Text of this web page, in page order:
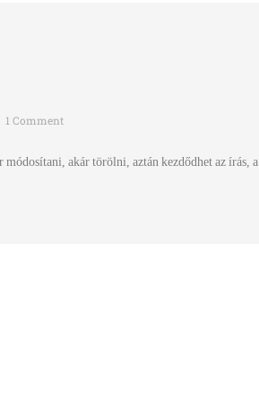
1 Comment
módosítani, akár törölni, aztán kezdődhet az írás, a